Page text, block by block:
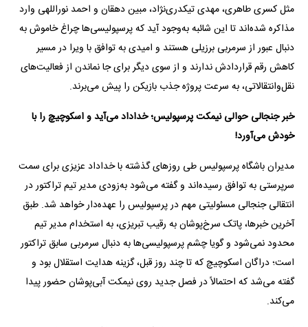
مثل کسری طاهری، مهدی تیکدری‌نژاد، مبین دهقان و احمد نوراللهی وارد
مذاکره شده‌اند تا این شائبه به‌وجود آید که پرسپولیسی‌ها چراغ خاموش به
دنبال عبور از سرمربی برزیلی هستند و امیدی به توافق با ویرا در مسیر
کاهش رقم قراردادش ندارند و از سوی دیگر برای جا نماندن از فعالیت‌های
نقل‌وانتقالاتی، به سرعت پروژه جذب بازیکن را پیش می‌برند.
خبر جنجالی حوالی نیمکت پرسپولیس؛ خداداد می‌آید و اسکوچیچ را با
خودش می‌آورد!
مدیران باشگاه پرسپولیس طی روزهای گذشته با خداداد عزیزی برای سمت
سرپرستی به توافق رسیده‌اند و گفته می‌شود به‌زودی مدیر تیم تراکتور در
انتقالی جنجالی مسئولیتی مهم در پرسپولیس را عهده‌دار خواهد شد. طبق
آخرین خبرها، پاتک سرخ‌پوشان به رقیب تبریزی، به استخدام مدیر تیم
محدود نمی‌شود و گویا چشم پرسپولیسی‌ها به دنبال سرمربی سابق تراکتور
است؛ دراگان اسکوچیچ که تا چند روز قبل، گزینه هدایت استقلال بود و
گفته می‌شد که احتمالاً در فصل جدید روی نیمکت آبی‌پوشان حضور پیدا
می‌کند.